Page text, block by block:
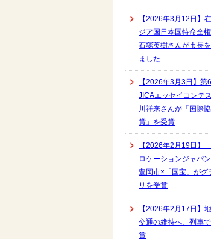
【2026年3月12日】
ジア国日本国特命全
石塚英樹さんが市長
ました
【2026年3月3日】第
JICAエッセイコンテ
川祥来さんが「国際
賞」を受賞
【2026年2月19日】
ロケーションジャパ
豊岡市×「国宝」がグ
リを受賞
【2026年2月17日】
交通の維持へ、列車
賞